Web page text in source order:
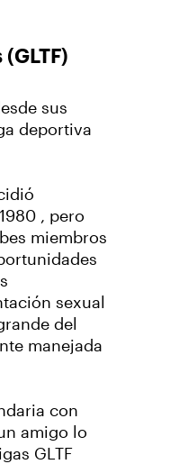
sus
deportiva
, pero
miembros
sexual
del
manejada
con
amigo lo
GLTF